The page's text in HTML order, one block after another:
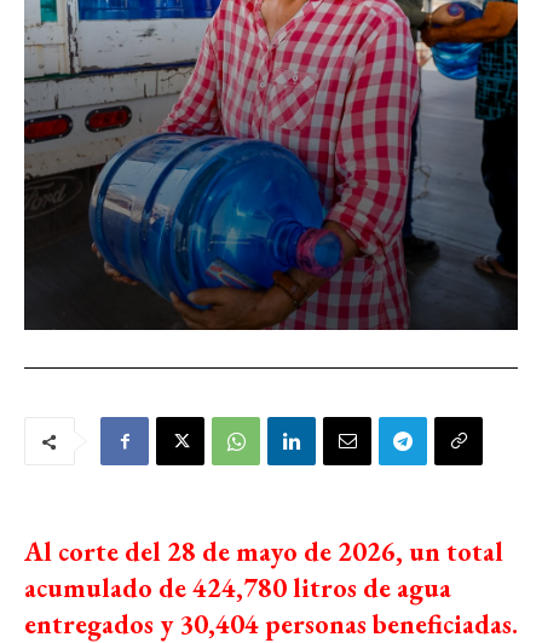
Al corte del 28 de mayo de 2026, un total
acumulado de 424,780 litros de agua
entregados y 30,404 personas beneficiadas.